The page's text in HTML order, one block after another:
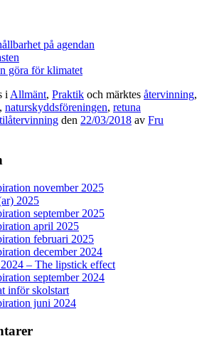
på agendan
göra för klimatet
i Allmänt, Praktik och märktes återvinning,
, naturskyddsföreningen, retuna
den 22/03/2018 av Fru
november 2025
2025
september 2025
april 2025
februari 2025
december 2024
– The lipstick effect
september 2024
inför skolstart
juni 2024